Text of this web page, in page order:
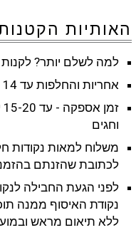
האותיות
למה לשלם יותר?
אחריות והחלפות עד 14 ימים מקבלת המוצר
וחגים
משלוח למאות נקודות
לכתובת שהזנתם
לפני הגעת החבילה
נקודת האיסוף ממנה
ללא תיאום מראש